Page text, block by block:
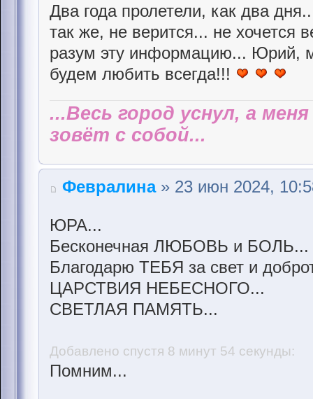
Два года пролетели, как два
так же, не верится... не хочется
разум эту информацию... Юрий,
будем любить всегда!!!
...Весь город уснул, а
зовёт с собой...
Февралина» 23 июн 2024,
ЮРА...
Бесконечная ЛЮБОВЬ и БОЛЬ...
Благодарю ТЕБЯ за свет и
ЦАРСТВИЯ НЕБЕСНОГО...
СВЕТЛАЯ ПАМЯТЬ...
Добавлено спустя 8 минут 54 секунды:
Помним...